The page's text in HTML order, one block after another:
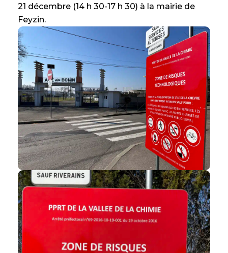
21 décembre (14 h 30-17 h 30) à la mairie de
Feyzin.